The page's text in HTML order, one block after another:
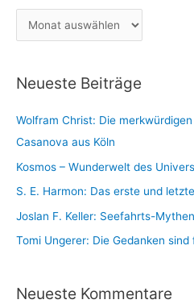
h
e
r
h
v
Neueste Beiträge
Wolfram Christ: Die
Casanova aus Köln
Kosmos – Wunderwelt des
S. E. Harmon: Das erste und
Joslan F. Keller: Seefahrts-Mythen
Tomi Ungerer: Die Gedanken sind
Neueste Kommentare